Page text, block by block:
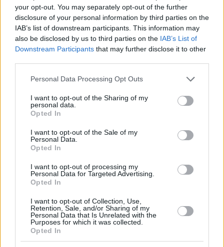
your opt-out. You may separately opt-out of the further
disclosure of your personal information by third parties on the
IAB’s list of downstream participants. This information may
also be disclosed by us to third parties on the IAB’s List of
Downstream Participants that may further disclose it to other
Please note that this website/app uses one or more Google
not limited to your visit or usage behaviour. You may click to
grant or deny consent to Google and its third-party tags to
use your data for below specified purposes in below Google
consent section.
Personal Data Processing Opt Outs
I want to opt-out of the Sharing of my
personal data.
Opted In
I want to opt-out of the Sale of my
Personal Data.
Opted In
I want to opt-out of processing my
Personal Data for Targeted Advertising.
Opted In
I want to opt-out of Collection, Use,
Retention, Sale, and/or Sharing of my
Personal Data that Is Unrelated with the
Purposes for which it was collected.
Opted In